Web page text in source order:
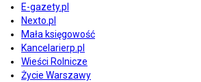
E-gazety.pl
Nexto.pl
Mała księgowość
Kancelarierp.pl
Wieści Rolnicze
Życie Warszawy